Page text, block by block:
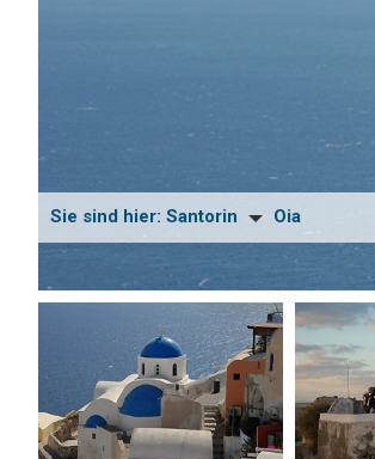
Sie sind hier: Santorin Oia